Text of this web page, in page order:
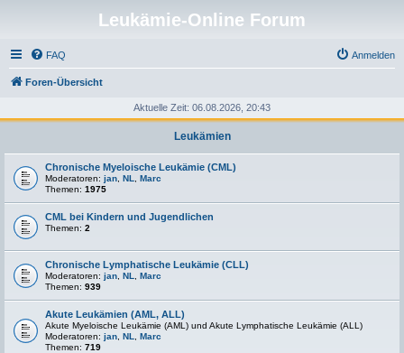
Leukämie-Online Forum
FAQ Anmelden
Foren-Übersicht
Aktuelle Zeit: 06.08.2026, 20:43
Leukämien
Chronische Myeloische Leukämie (CML)
Moderatoren: jan NL
Marc
Themen: 1975
CML bei Kindern und Jugendlichen
Themen: 2
Chronische Lymphatische Leukämie (CLL)
Moderatoren: jan NL
Marc
Themen: 939
Akute Leukämien (AML, ALL)
Akute Myeloische Leukämie (AML) und Akute Lymphatische Leukämie (ALL)
Moderatoren: jan NL
Marc
Themen: 719